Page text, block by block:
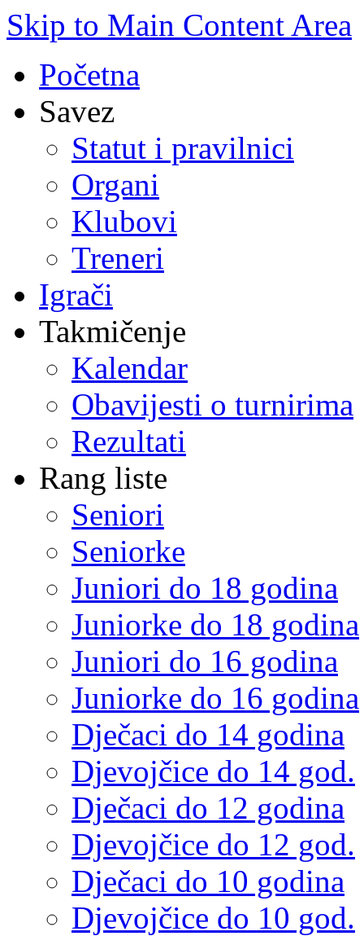
Skip to Main Content Area
Početna
Savez
Statut i pravilnici
Organi
Klubovi
Treneri
Igrači
Takmičenje
Kalendar
Obavijesti o turnirima
Rezultati
Rang liste
Seniori
Seniorke
Juniori do 18 godina
Juniorke do 18 godina
Juniori do 16 godina
Juniorke do 16 godina
Dječaci do 14 godina
Djevojčice do 14 god.
Dječaci do 12 godina
Djevojčice do 12 god.
Dječaci do 10 godina
Djevojčice do 10 god.